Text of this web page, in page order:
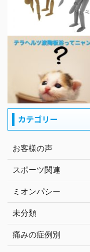
カテゴリー
お客様の声
スポーツ関連
ミオンパシー
未分類
痛みの症例別